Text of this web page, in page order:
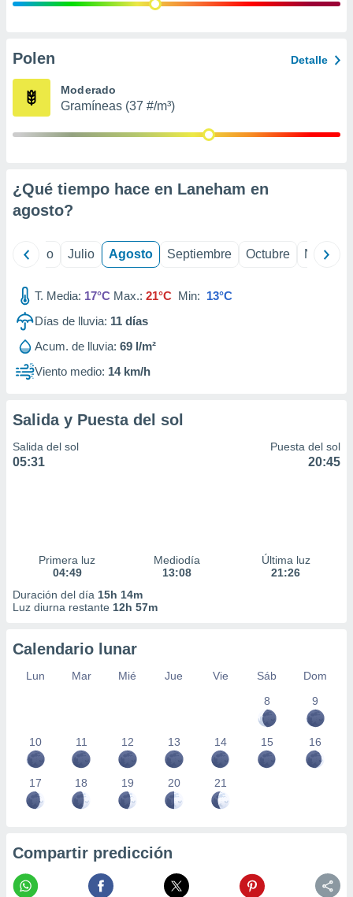
e
publicidad
Polen Detalle
Moderado
Gramíneas (37 #/m³)
¿Qué tiempo hace en Laneham en
agosto?
Junio Julio Agosto Septiembre Octubre
T. Media: 17°C Max.: 21°C Min: 13°C
Días de lluvia: 11 días
Acum. de lluvia: 69 l/m²
Viento medio: 14 km/h
Salida y Puesta del sol
Salida del sol
05:31
Puesta del sol
20:45
Primera luz
04:49
Mediodía
13:08
Última luz
21:26
Duración del día 15h 14m
Luz diurna restante 12h 57m
Calendario lunar
Lun Mar Mié Jue Vie Sáb
Dom
8
9
10 11 12 13 14 15 16
17 18 19 20 21
Compartir predicción